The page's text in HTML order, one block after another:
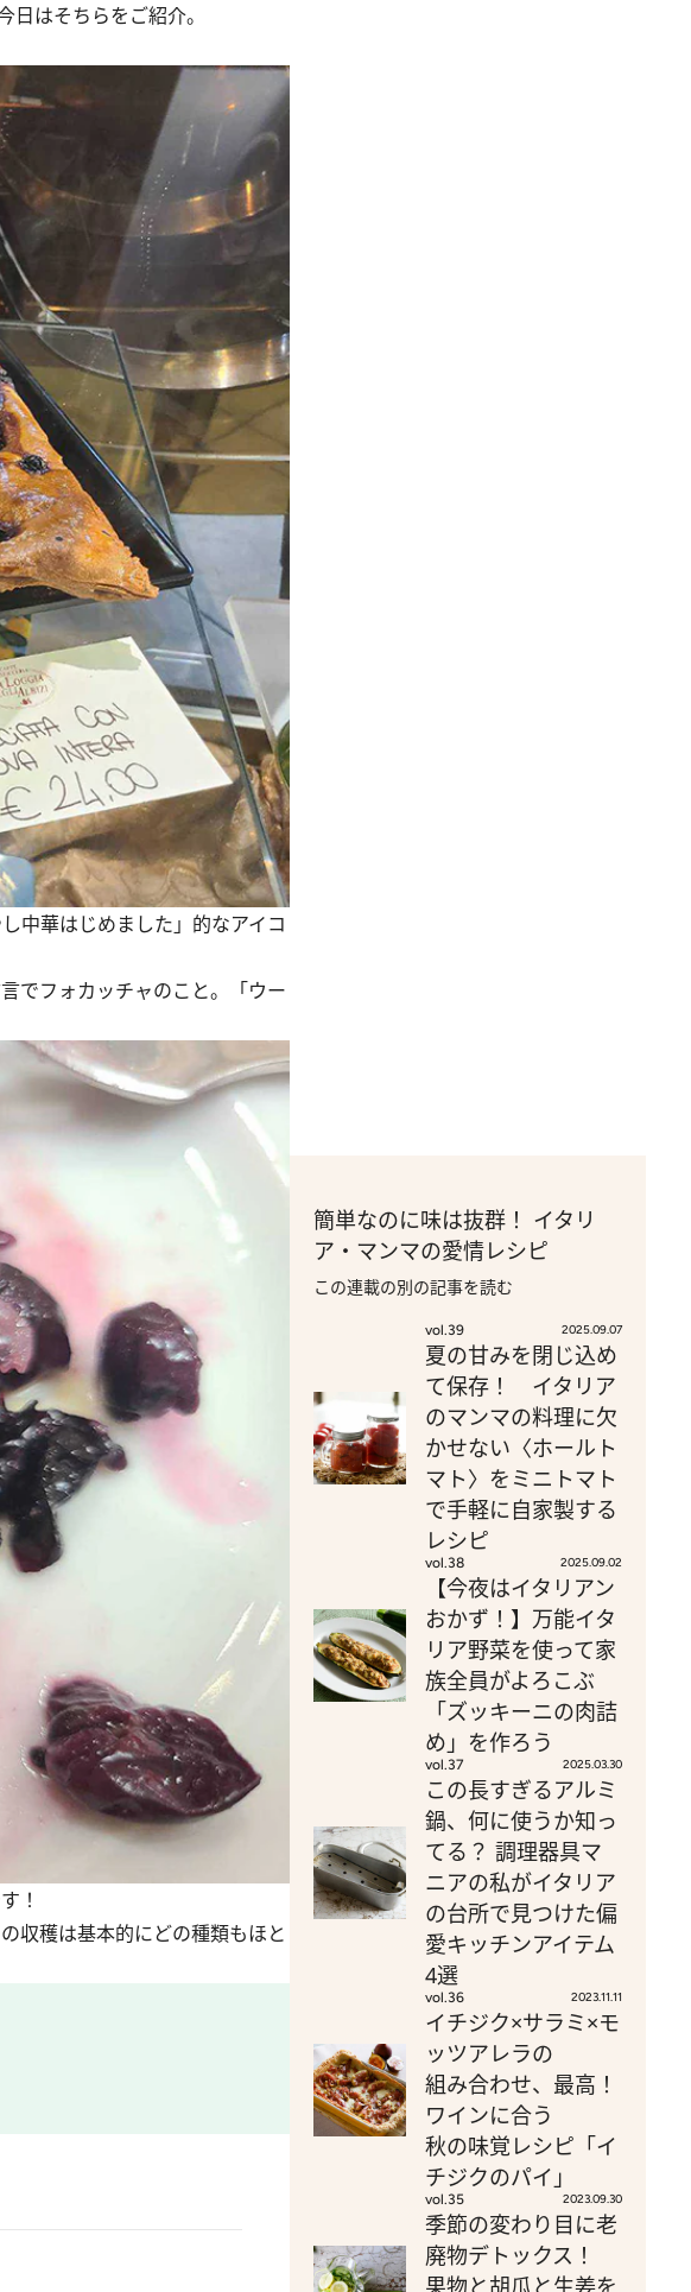
はそちらをご紹介。
中華はじめました」的なアイコ
でフォカッチャのこと。「ウー
！
収穫は基本的にどの種類もほと
簡単なのに味は抜群！ イタリ
ア・マンマの愛情レシピ
この連載の別の記事を読む
vol.39 2025.09.07
夏の甘みを閉じ込め
て保存！ イタリア
のマンマの料理に欠
かせない〈ホールト
マト〉をミニトマト
で手軽に自家製する
レシピ
vol.38 2025.09.02
【今夜はイタリアン
おかず！】万能イタ
リア野菜を使って家
族全員がよろこぶ
「ズッキーニの肉詰
め」を作ろう
vol.37 2025.03.30
この長すぎるアルミ
鍋、何に使うか知っ
てる？ 調理器具マ
ニアの私がイタリア
の台所で見つけた偏
愛キッチンアイテム
4選
vol.36 2023.11.11
イチジク×サラミ×モ
ッツアレラの
組み合わせ、最高！
ワインに合う
秋の味覚レシピ「イ
チジクのパイ」
vol.35 2023.09.30
季節の変わり目に老
廃物デトックス！
果物と胡瓜と生姜を